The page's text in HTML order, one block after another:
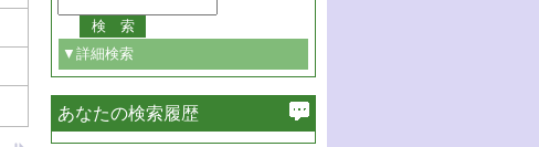
▼詳細検索
必ず含む
あなたの検索履歴